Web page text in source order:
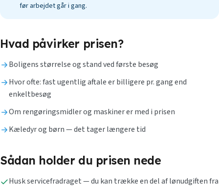
før arbejdet går i gang.
Hvad påvirker prisen?
Boligens størrelse og stand ved første besøg
Hvor ofte: fast ugentlig aftale er billigere pr. gang end
enkeltbesøg
Om rengøringsmidler og maskiner er med i prisen
Kæledyr og børn — det tager længere tid
Sådan holder du prisen nede
Husk servicefradraget — du kan trække en del af lønudgiften fra